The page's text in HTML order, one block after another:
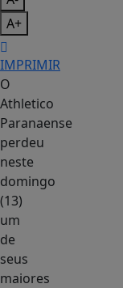
A+
IMPRIMIR
O
Athletico
Paranaense
perdeu
neste
domingo
(13)
um
de
seus
maiores